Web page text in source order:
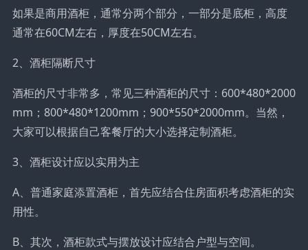
如果是商用酒柜，通常分两个部分，一部分是底柜，高度
通常在60CM左右，厚度在50CM左右。
2、酒柜隔断尺寸
酒柜的尺寸非常多，常见三种酒柜的尺寸：600*480*2000
mm；800*480*1200mm；900*550*2000mm。当然，
大家可以根据自己客餐厅的大小选择定制酒柜。
3、酒柜设计应以实用为主
A、普通家庭添置酒柜，首先应结合住房面积考虑酒柜的实
用性。
B、其次，酒柜款式与摆放设计应结合户型与空间。